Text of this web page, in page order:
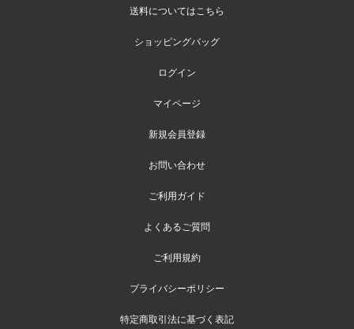
送料についてはこちら
ショッピングバッグ
ログイン
マイページ
新規会員登録
お問い合わせ
ご利用ガイド
よくあるご質問
ご利用規約
プライバシーポリシー
特定商取引法に基づく表記